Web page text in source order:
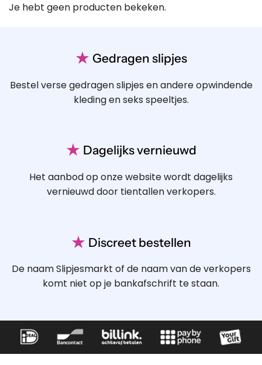
Je hebt geen producten bekeken.
★ Gedragen slipjes
Bestel verse gedragen slipjes en andere opwindende
kleding en seks speeltjes.
★ Dagelijks vernieuwd
Het aanbod op onze website wordt dagelijks
vernieuwd door tientallen verkopers.
★ Discreet bestellen
De naam Slipjesmarkt of de naam van de verkopers
komt niet op je bankafschrift te staan.